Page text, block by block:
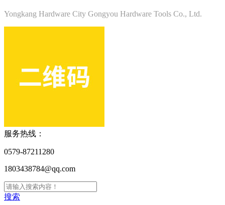
Yongkang Hardware City Gongyou Hardware Tools Co., Ltd.
服务热线：
0579-87211280
1803438784@qq.com
搜索